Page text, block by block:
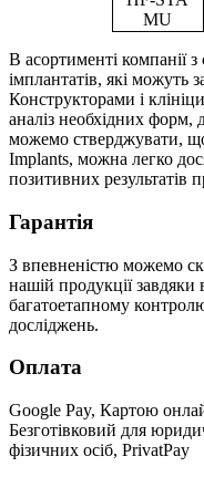
MU
В асортименті компанії
імплантатів, які можуть
Конструкторами і
аналіз необхідних форм,
можемо стверджувати,
Implants, можна легко
позитивних результатів
Гарантія
З впевненістю можемо
нашій продукції
багатоетапному
досліджень.
Оплата
Google Pay, Картою
Безготівковий для
фізичних осіб, PrivatPay